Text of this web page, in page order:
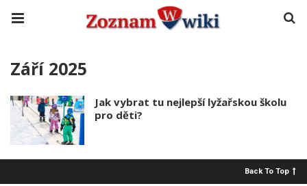
Září 2025
Jak vybrat tu nejlepší lyžařskou školu
pro děti?
Back To Top